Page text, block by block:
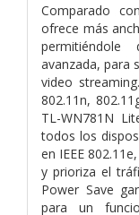
Comparado
ofrece más
avanzada, para
video
802.11n,
TL-WN781N
todos los
en IEEE
y prioriza el
Power Save
para un